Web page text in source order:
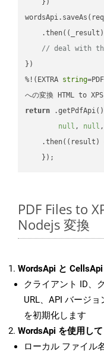
    })
    .then(
( _result
// deal with
})
%!(EXTRA string
return
null , null ,
    .then(
( result )
PDF Files to
Nodejs 変換
WordsApi と
クライアント ID、
URL、API バージョ
を初期化します
WordsApi を使用し
ローカル ファイル